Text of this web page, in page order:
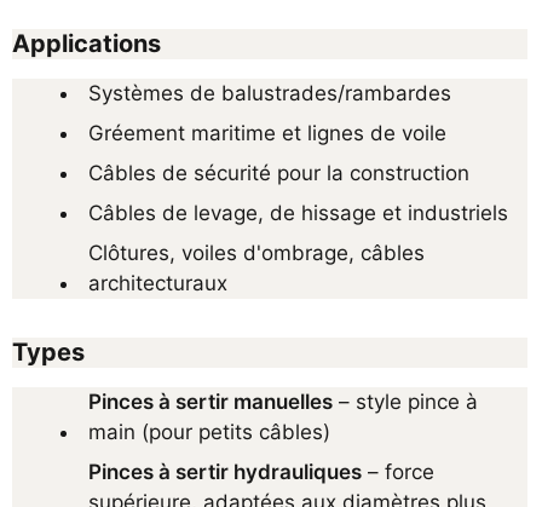
Applications
Systèmes de balustrades/rambardes
Gréement maritime et lignes de voile
Câbles de sécurité pour la construction
Câbles de levage, de hissage et industriels
Clôtures, voiles d'ombrage, câbles
architecturaux
Types
Pinces à sertir manuelles – style pince à
main (pour petits câbles)
Pinces à sertir hydrauliques – force